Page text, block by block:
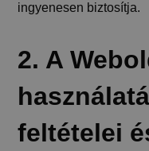
ingyenesen biztosítja.
2. A
feltételei